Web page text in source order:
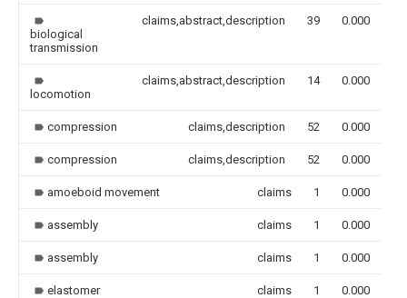
biological
transmission
claims,abstract,description 39 0.000
locomotion
claims,abstract,description 14 0.000
compression claims,description 52 0.000
compression claims,description 52 0.000
amoeboid movement claims 1 0.000
assembly claims 1 0.000
assembly claims 1 0.000
elastomer claims 1 0.000